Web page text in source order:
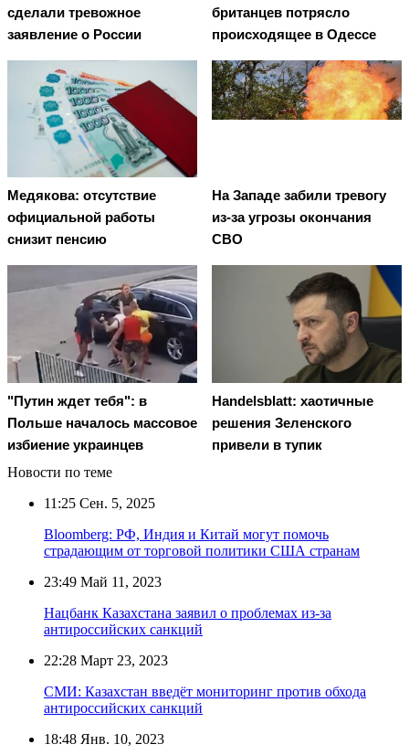
сделали тревожное
заявление о России
британцев потрясло
происходящее в Одессе
Медякова: отсутствие
официальной работы
снизит пенсию
На Западе забили тревогу
из-за угрозы окончания
СВО
"Путин ждет тебя": в
Польше началось массовое
избиение украинцев
Handelsblatt: хаотичные
решения Зеленского
привели в тупик
Новости по теме
11:25 Сен. 5, 2025
Bloomberg: РФ, Индия и Китай могут помочь
страдающим от торговой политики США странам
23:49 Май 11, 2023
Нацбанк Казахстана заявил о проблемах из-за
антироссийских санкций
22:28 Март 23, 2023
СМИ: Казахстан введёт мониторинг против обхода
антироссийских санкций
18:48 Янв. 10, 2023